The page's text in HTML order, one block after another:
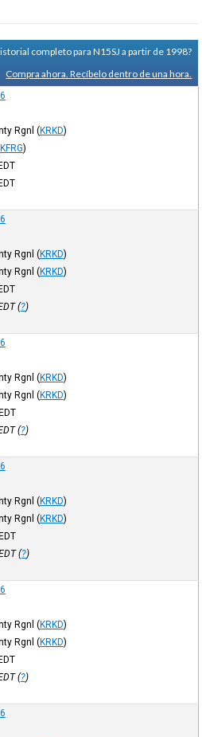
completo para N15SJ a partir de 1998?
Compra ahora. Recíbelo dentro de una hora.
Rgnl (KRKD)
KFRG)
Rgnl (KRKD)
Rgnl (KRKD)
(?)
Rgnl (KRKD)
Rgnl (KRKD)
(?)
Rgnl (KRKD)
Rgnl (KRKD)
(?)
Rgnl (KRKD)
Rgnl (KRKD)
(?)